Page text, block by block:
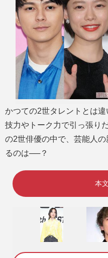
かつての2世タレントとは
技力やトーク力で引っ張り
の2世俳優の中で、芸能人
るのは──？
本